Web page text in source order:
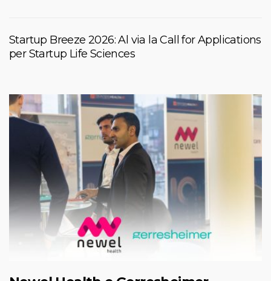
Startup Breeze 2026: Al via la Call for Applications
per Startup Life Sciences